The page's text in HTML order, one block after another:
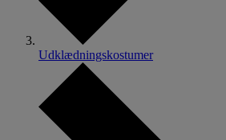
Udklædningskostumer